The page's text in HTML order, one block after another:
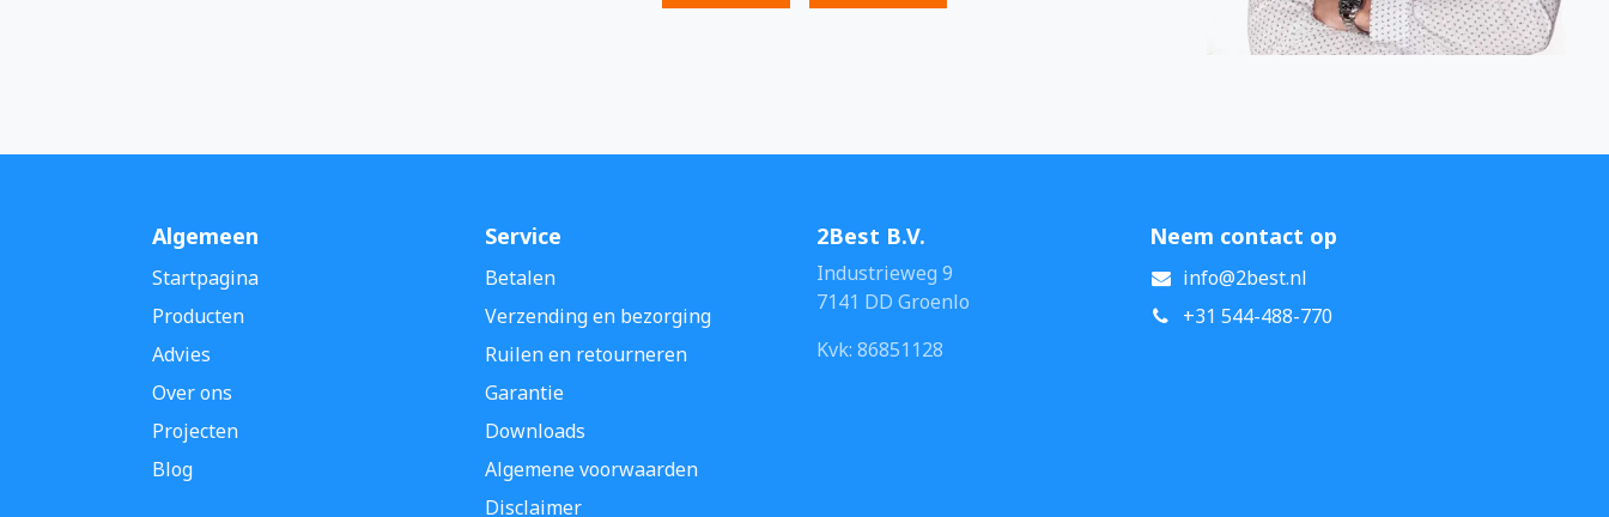
Algemeen
Startpagina
Producten
Advies
Over ons
Projecten
Blog
Neem contact op
info@2best.nl
+31 544-488-770
2Best B.V.
Industrieweg 9
7141 DD Groenlo
Kvk: 86851128
Service
Betalen
Verzending en bezorging
Ruilen en retourneren
Garantie
Downloads
Algemene voorwaarden
Disclaimer